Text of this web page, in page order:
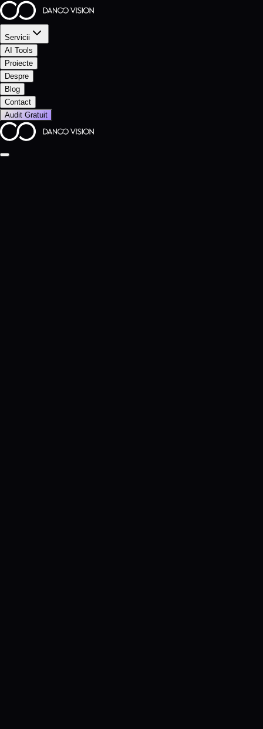
Servicii
AI Tools
Proiecte
Despre
Blog
Contact
Audit Gratuit